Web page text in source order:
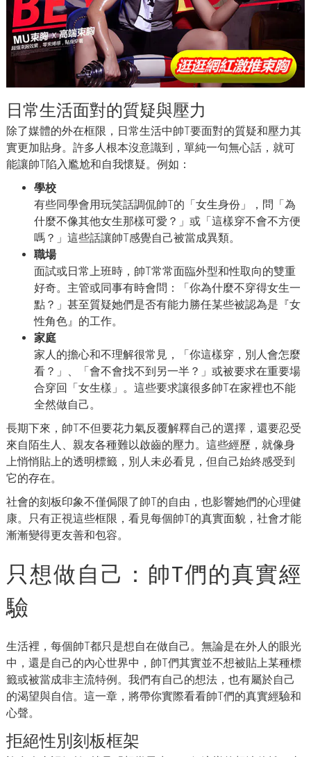
日常生活面對的質疑與壓力
除了媒體的外在框限，日常生活中帥T要面對的質疑和壓力其
實更加貼身。許多人根本沒意識到，單純一句無心話，就可
能讓帥T陷入尷尬和自我懷疑。例如：
學校
有些同學會用玩笑話調侃帥T的「女生身份」，問「為
什麼不像其他女生那樣可愛？」或「這樣穿不會不方便
嗎？」這些話讓帥T感覺自己被當成異類。
職場
面試或日常上班時，帥T常常面臨外型和性取向的雙重
好奇。主管或同事有時會問：「你為什麼不穿得女生一
點？」甚至質疑她們是否有能力勝任某些被認為是『女
性角色』的工作。
家庭
家人的擔心和不理解很常見，「你這樣穿，別人會怎麼
看？」、「會不會找不到另一半？」或被要求在重要場
合穿回「女生樣」。這些要求讓很多帥T在家裡也不能
全然做自己。
長期下來，帥T不但要花力氣反覆解釋自己的選擇，還要忍受
來自陌生人、親友各種難以啟齒的壓力。這些經歷，就像身
上悄悄貼上的透明標籤，別人未必看見，但自己始終感受到
它的存在。
社會的刻板印象不僅侷限了帥T的自由，也影響她們的心理健
康。只有正視這些框限，看見每個帥T的真實面貌，社會才能
漸漸變得更友善和包容。
只想做自己：帥T們的真實經
驗
生活裡，每個帥T都只是想自在做自己。無論是在外人的眼光
中，還是自己的內心世界中，帥T們其實並不想被貼上某種標
籤或被當成非主流特例。我們有自己的想法，也有屬於自己
的渴望與自信。這一章，將帶你實際看看帥T們的真實經驗和
心聲。
拒絕性別刻板框架